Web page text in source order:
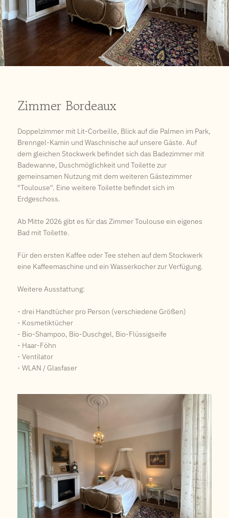
Zimmer Bordeaux
Doppelzimmer mit Lit-Corbeille, Blick auf die Palmen im Park,
Brenngel-Kamin und Waschnische auf unsere Gäste. Auf
dem gleichen Stockwerk befindet sich das Badezimmer mit
Badewanne, Duschmöglichkeit und Toilette zur
gemeinsamen Nutzung mit dem weiteren Gästezimmer
"Toulouse". Eine weitere Toilette befindet sich im
Erdgeschoss.
Ab Mitte 2026 gibt es für das Zimmer Toulouse ein eigenes
Bad mit Toilette.
Für den ersten Kaffee oder Tee stehen auf dem Stockwerk
eine Kaffeemaschine und ein Wasserkocher zur Verfügung.
Weitere Ausstattung:
- drei Handtücher pro Person (verschiedene Größen)
- Kosmetiktücher
- Bio-Shampoo, Bio-Duschgel, Bio-Flüssigseife
- Haar-Föhn
- Ventilator
- WLAN / Glasfaser